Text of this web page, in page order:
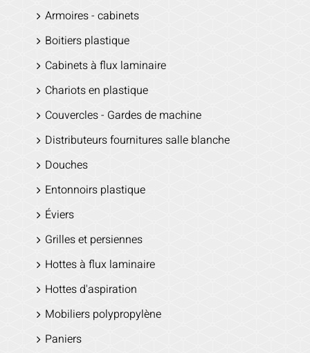
Armoires - cabinets
Boitiers plastique
Cabinets à flux laminaire
Chariots en plastique
Couvercles - Gardes de machine
Distributeurs fournitures salle blanche
Douches
Entonnoirs plastique
Éviers
Grilles et persiennes
Hottes à flux laminaire
Hottes d'aspiration
Mobiliers polypropylène
Paniers